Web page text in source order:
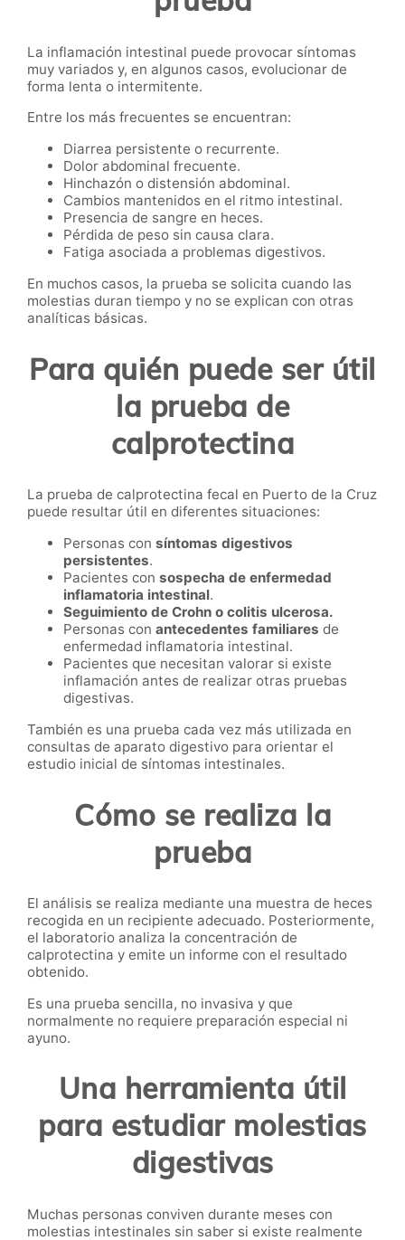
La inflamación intestinal puede provocar síntomas
muy variados y, en algunos casos, evolucionar de
forma lenta o intermitente.
Entre los más frecuentes se encuentran:
Diarrea persistente o recurrente.
Dolor abdominal frecuente.
Hinchazón o distensión abdominal.
Cambios mantenidos en el ritmo intestinal.
Presencia de sangre en heces.
Pérdida de peso sin causa clara.
Fatiga asociada a problemas digestivos.
En muchos casos, la prueba se solicita cuando las
molestias duran tiempo y no se explican con otras
analíticas básicas.
Para quién puede ser útil
la prueba de
calprotectina
La prueba de calprotectina fecal en Puerto de la Cruz
puede resultar útil en diferentes situaciones:
Personas con síntomas digestivos
persistentes.
Pacientes con sospecha de enfermedad
inflamatoria intestinal.
Seguimiento de Crohn o colitis ulcerosa.
Personas con antecedentes familiares de
enfermedad inflamatoria intestinal.
Pacientes que necesitan valorar si existe
inflamación antes de realizar otras pruebas
digestivas.
También es una prueba cada vez más utilizada en
consultas de aparato digestivo para orientar el
estudio inicial de síntomas intestinales.
Cómo se realiza la
prueba
El análisis se realiza mediante una muestra de heces
recogida en un recipiente adecuado. Posteriormente,
el laboratorio analiza la concentración de
calprotectina y emite un informe con el resultado
obtenido.
Es una prueba sencilla, no invasiva y que
normalmente no requiere preparación especial ni
ayuno.
Una herramienta útil
para estudiar molestias
digestivas
Muchas personas conviven durante meses con
molestias intestinales sin saber si existe realmente